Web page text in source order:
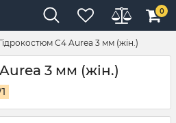
0
C4 Aurea 3 мм (жін.)
3 мм (жін.)